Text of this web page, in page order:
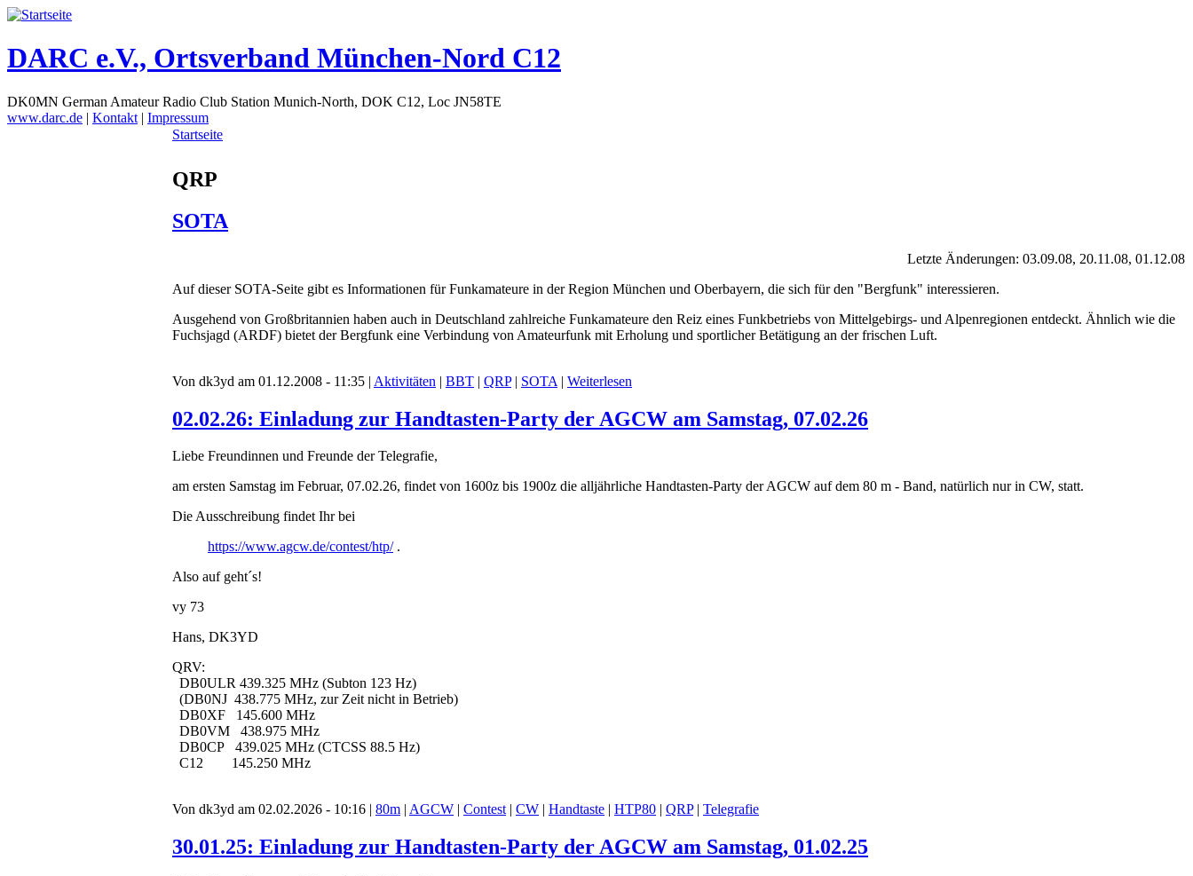
DARC e.V., Ortsverband München-Nord C12
DK0MN German Amateur Radio Club Station Munich-North, DOK C12, Loc JN58TE
www.darc.de | Kontakt | Impressum
Startseite
QRP
SOTA
Letzte Änderungen: 03.09.08, 20.11.08, 01.12.08
Auf dieser SOTA-Seite gibt es Informationen für Funkamateure in der Region München und Oberbayern, die sich für den "Bergfunk" interessieren.
Ausgehend von Großbritannien haben auch in Deutschland zahlreiche Funkamateure den Reiz eines Funkbetriebs von Mittelgebirgs- und Alpenregionen entdeckt. Ähnlich wie die
Fuchsjagd (ARDF) bietet der Bergfunk eine Verbindung von Amateurfunk mit Erholung und sportlicher Betätigung an der frischen Luft.
Von dk3yd am 01.12.2008 - 11:35 | Aktivitäten | BBT | QRP| SOTA | Weiterlesen
02.02.26: Einladung zur Handtasten-Party der AGCW am Samstag, 07.02.26
Liebe Freundinnen und Freunde der Telegrafie,
am ersten Samstag im Februar, 07.02.26, findet von 1600z bis 1900z die alljährliche Handtasten-Party der AGCW auf dem 80 m - Band, natürlich nur in CW, statt.
Die Ausschreibung findet Ihr bei
https://www.agcw.de/contest/htp/.
Also auf geht´s!
vy 73
Hans, DK3YD
QRV:
DB0ULR 439.325 MHz (Subton 123 Hz)
(DB0NJ 438.775 MHz, zur Zeit nicht in Betrieb)
DB0XF 145.600 MHz
DB0VM 438.975 MHz
DB0CP 439.025 MHz (CTCSS 88.5 Hz)
C12 145.250 MHz
Von dk3yd am 02.02.2026 - 10:16 | 80m | AGCW | Contest| CW | Handtaste | HTP80 | QRP| Telegrafie
30.01.25: Einladung zur Handtasten-Party der AGCW am Samstag, 01.02.25